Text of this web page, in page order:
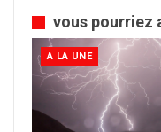
vous pourriez
A LA UNE